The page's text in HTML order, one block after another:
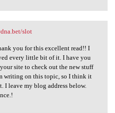
slot
slot
you for this excellent read!! I
every little bit of it. I have you
site to check out the new stuff
writing on this topic, so I think it
I leave my blog address below.